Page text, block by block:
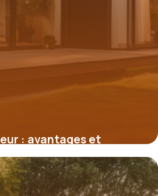
: avantages et
un plan linéaire